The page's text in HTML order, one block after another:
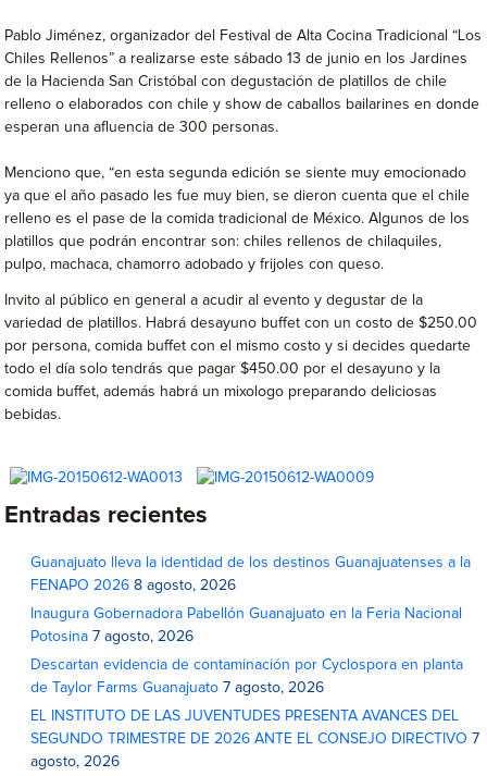
Pablo Jiménez, organizador del Festival de Alta Cocina Tradicional “Los
Chiles Rellenos” a realizarse este sábado 13 de junio en los Jardines
de la Hacienda San Cristóbal con degustación de platillos de chile
relleno o elaborados con chile y show de caballos bailarines en donde
esperan una afluencia de 300 personas.
Menciono que, “en esta segunda edición se siente muy emocionado
ya que el año pasado les fue muy bien, se dieron cuenta que el chile
relleno es el pase de la comida tradicional de México. Algunos de los
platillos que podrán encontrar son: chiles rellenos de chilaquiles,
pulpo, machaca, chamorro adobado y frijoles con queso.
Invito al público en general a acudir al evento y degustar de la
variedad de platillos. Habrá desayuno buffet con un costo de $250.00
por persona, comida buffet con el mismo costo y si decides quedarte
todo el día solo tendrás que pagar $450.00 por el desayuno y la
comida buffet, además habrá un mixologo preparando deliciosas
bebidas.
Entradas recientes
Guanajuato lleva la identidad de los destinos Guanajuatenses a la
FENAPO 2026 8 agosto, 2026
Inaugura Gobernadora Pabellón Guanajuato en la Feria Nacional
Potosina 7 agosto, 2026
Descartan evidencia de contaminación por Cyclospora en planta
de Taylor Farms Guanajuato 7 agosto, 2026
EL INSTITUTO DE LAS JUVENTUDES PRESENTA AVANCES DEL
SEGUNDO TRIMESTRE DE 2026 ANTE EL CONSEJO DIRECTIVO 7
agosto, 2026